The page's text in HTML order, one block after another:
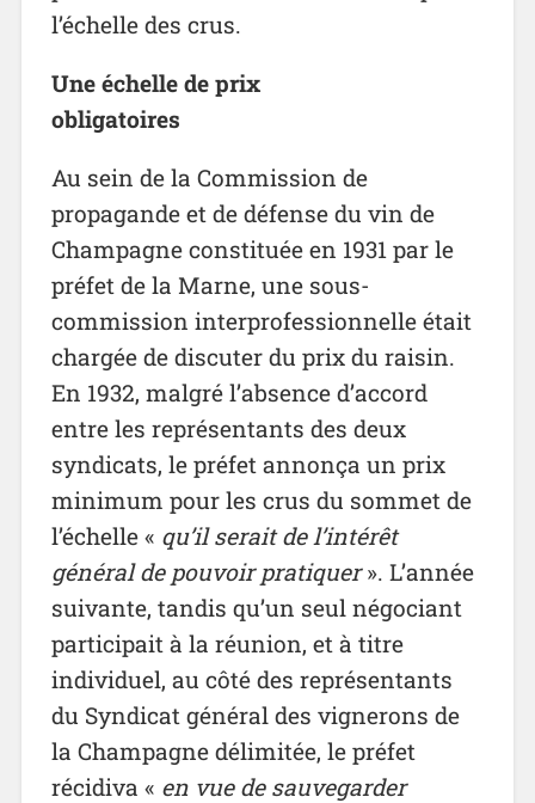
l’échelle des crus.
Une échelle de prix
obligatoires
Au sein de la Commission de
propagande et de défense du vin de
Champagne constituée en 1931 par le
préfet de la Marne, une sous-
commission interprofessionnelle était
chargée de discuter du prix du raisin.
En 1932, malgré l’absence d’accord
entre les représentants des deux
syndicats, le préfet annonça un prix
minimum pour les crus du sommet de
l’échelle « qu’il serait de l’intérêt
général de pouvoir pratiquer». L’année
suivante, tandis qu’un seul négociant
participait à la réunion, et à titre
individuel, au côté des représentants
du Syndicat général des vignerons de
la Champagne délimitée, le préfet
récidiva « en vue de sauvegarder